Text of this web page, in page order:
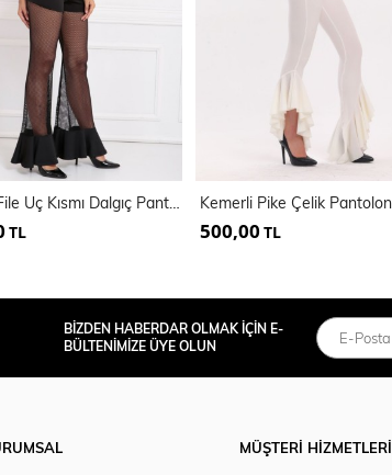
Paçası File Uç Kısmı Dalgıç Pantolon | Pnt14717
TL 500,00 TL
BİZDEN HABERDAR OLMAK İÇİN E-
BÜLTENİMİZE ÜYE OLUN
MÜŞTERİ HİZMETLERİ